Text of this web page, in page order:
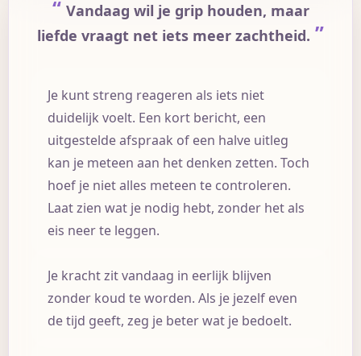
Vandaag wil je grip houden, maar
liefde vraagt net iets meer zachtheid.
Je kunt streng reageren als iets niet
duidelijk voelt. Een kort bericht, een
uitgestelde afspraak of een halve uitleg
kan je meteen aan het denken zetten. Toch
hoef je niet alles meteen te controleren.
Laat zien wat je nodig hebt, zonder het als
eis neer te leggen.
Je kracht zit vandaag in eerlijk blijven
zonder koud te worden. Als je jezelf even
de tijd geeft, zeg je beter wat je bedoelt.